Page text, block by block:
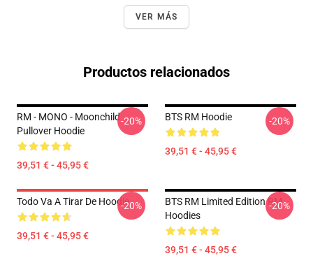
VER MÁS
Productos relacionados
RM - MONO - Moonchild
Pullover Hoodie
39,51 € - 45,95 €
-20% BTS RM Hoodie
39,51 € - 45,95 €
-20%
Todo Va A Tirar De Hoodie
39,51 € - 45,95 €
-20%
BTS RM Limited Edition RM
Hoodies
39,51 € - 45,95 €
-20%